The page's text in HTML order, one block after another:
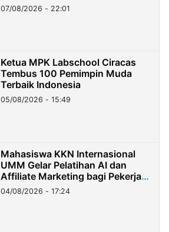
07/08/2026 - 22:01
Ketua MPK Labschool Ciracas
Tembus 100 Pemimpin Muda
Terbaik Indonesia
05/08/2026 - 15:49
Mahasiswa KKN Internasional
UMM Gelar Pelatihan AI dan
Affiliate Marketing bagi Pekerja
Migran Indonesia di Taiwan
04/08/2026 - 17:24